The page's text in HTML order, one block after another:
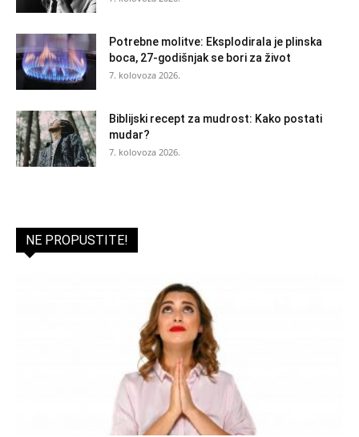
Potrebne molitve: Eksplodirala je plinska
boca, 27-godišnjak se bori za život
7. kolovoza 2026.
Biblijski recept za mudrost: Kako postati
mudar?
7. kolovoza 2026.
NE PROPUSTITE!